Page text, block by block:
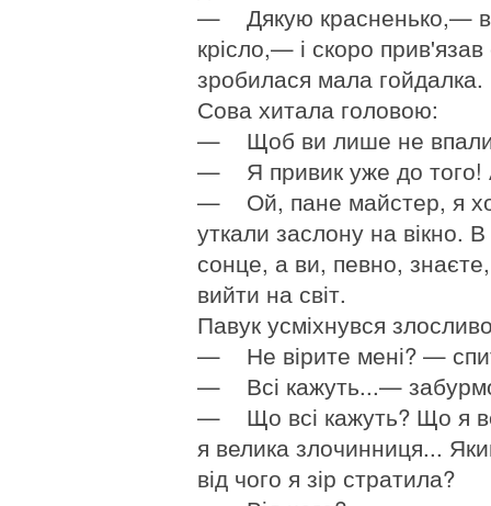
— Дякую красненько,—
крісло,— і скоро
зробилася мала гойдалка.
Сова хитала головою:
— Щоб ви лише не впали;
— Я привик уже до того!
— Ой, пане майстер, я
уткали заслону на вікно.
сонце, а ви, певно,
вийти на світ.
Павук усміхнувся
— Не вірите мені? —
— Всі кажуть...—
— Що всі кажуть? Що я
я велика злочинниця...
від чого я зір стратила?